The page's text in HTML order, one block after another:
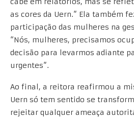
as cores da Uern.” Ela também
participação das mulheres na
“Nós, mulheres, precisamos
decisão para levarmos adiante
urgentes”.
Ao final, a reitora reafirmou a
Uern só tem sentido se
rejeitar qualquer ameaça